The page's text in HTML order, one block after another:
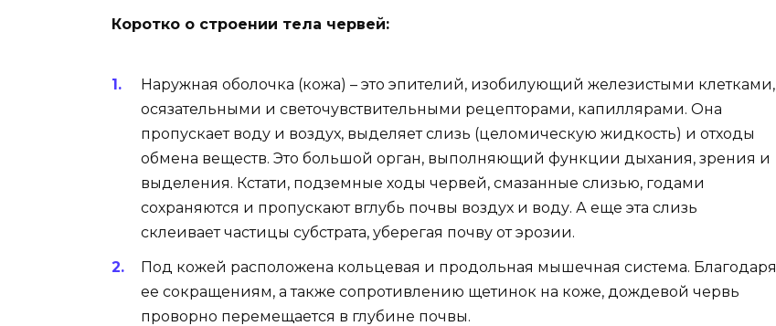
Коротко о строении тела червей:
Наружная оболочка (кожа) – это эпителий, изобилующий железистыми клетками,
осязательными и светочувствительными рецепторами, капиллярами. Она
пропускает воду и воздух, выделяет слизь (целомическую жидкость) и отходы
обмена веществ. Это большой орган, выполняющий функции дыхания, зрения и
выделения. Кстати, подземные ходы червей, смазанные слизью, годами
сохраняются и пропускают вглубь почвы воздух и воду. А еще эта слизь
склеивает частицы субстрата, уберегая почву от эрозии.
Под кожей расположена кольцевая и продольная мышечная система. Благодаря
ее сокращениям, а также сопротивлению щетинок на коже, дождевой червь
проворно перемещается в глубине почвы.